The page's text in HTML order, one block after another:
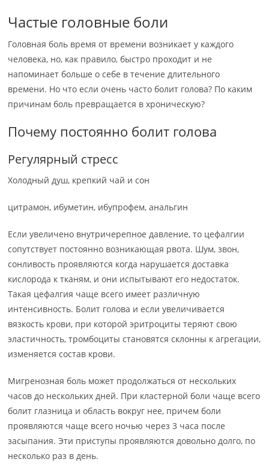
Частые головные боли
Головная боль время от времени возникает у каждого
человека, но, как правило, быстро проходит и не
напоминает больше о себе в течение длительного
времени. Но что если очень часто болит голова? По каким
причинам боль превращается в хроническую?
Почему постоянно болит голова
Регулярный стресс
Холодный душ, крепкий чай и сон
цитрамон, ибуметин, ибупрофем, анальгин
Если увеличено внутричерепное давление, то цефалгии
сопутствует постоянно возникающая рвота. Шум, звон,
сонливость проявляются когда нарушается доставка
кислорода к тканям, и они испытывают его недостаток.
Такая цефалгия чаще всего имеет различную
интенсивность. Болит голова и если увеличивается
вязкость крови, при которой эритроциты теряют свою
эластичность, тромбоциты становятся склонны к агрегации,
изменяется состав крови.
Мигренозная боль может продолжаться от нескольких
часов до нескольких дней. При кластерной боли чаще всего
болит глазница и область вокруг нее, причем боли
проявляются чаще всего ночью через 3 часа после
засыпания. Эти приступы проявляются довольно долго, по
несколько раз в день.